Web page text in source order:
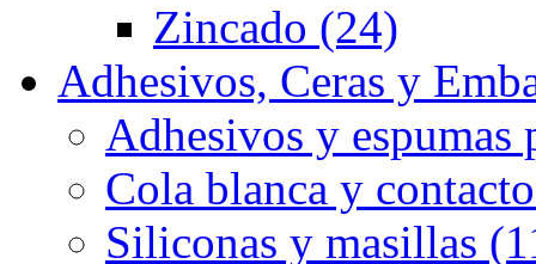
Zincado (24)
Adhesivos, Ceras y
Adhesivos y
Cola blanca y
Siliconas y masillas